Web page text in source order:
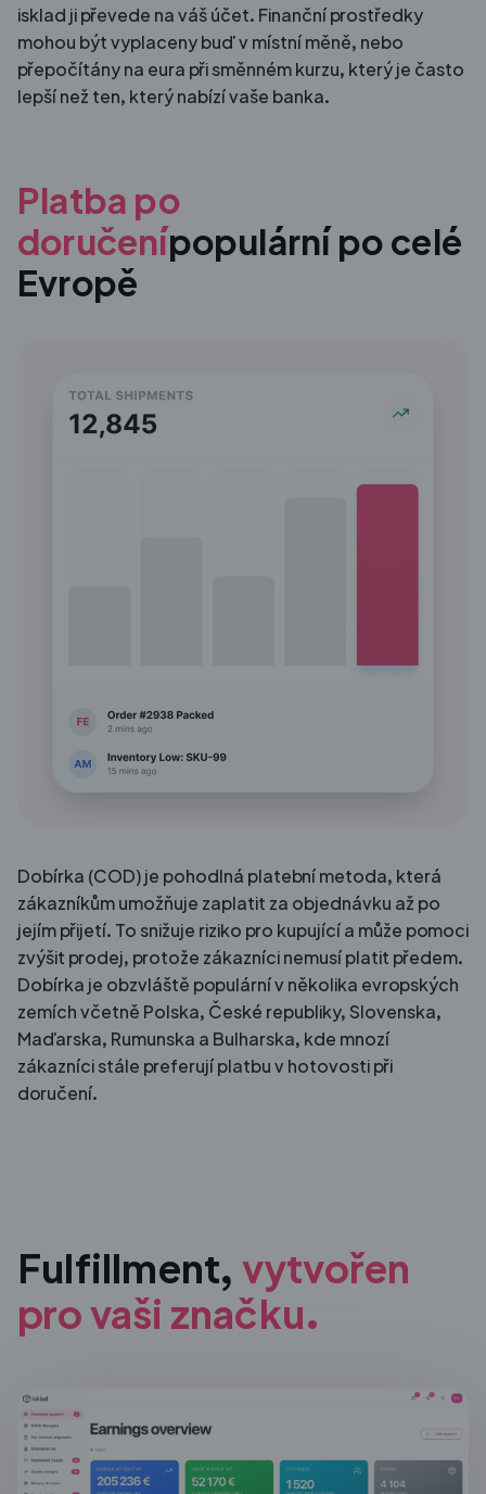
isklad ji převede na váš účet. Finanční prostředky
mohou být vyplaceny buď v místní měně, nebo
přepočítány na eura při směnném kurzu, který je často
lepší než ten, který nabízí vaše banka.
Platba po
doručenípopulární po celé
Evropě
Dobírka (COD) je pohodlná platební metoda, která
zákazníkům umožňuje zaplatit za objednávku až po
jejím přijetí. To snižuje riziko pro kupující a může pomoci
zvýšit prodej, protože zákazníci nemusí platit předem.
Dobírka je obzvláště populární v několika evropských
zemích včetně Polska, České republiky, Slovenska,
Maďarska, Rumunska a Bulharska, kde mnozí
zákazníci stále preferují platbu v hotovosti při
doručení.
Fulfillment, vytvořen
provaši značku.